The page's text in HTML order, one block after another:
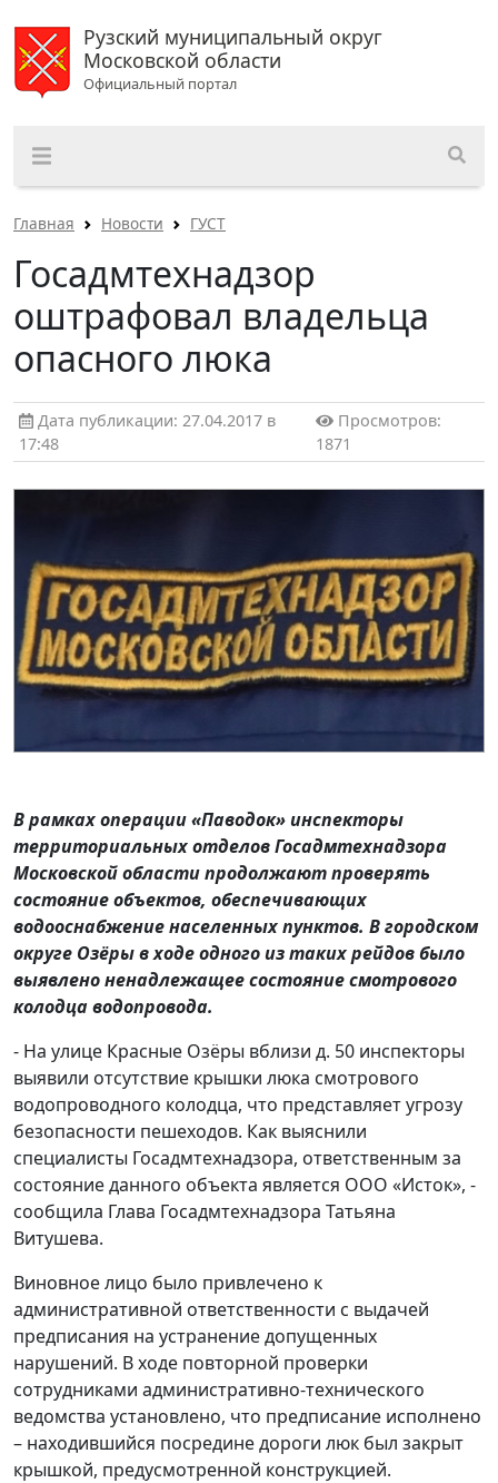
Рузский муниципальный округ
Московской области
Официальный портал
Главная Новости ГУСТ
Госадмтехнадзор
оштрафовал владельца
опасного люка
Дата публикации: 27.04.2017 в
17:48
Просмотров:
1871
В рамках операции «Паводок» инспекторы
территориальных отделов Госадмтехнадзора
Московской области продолжают проверять
состояние объектов, обеспечивающих
водооснабжение населенных пунктов. В городском
округе Озёры в ходе одного из таких рейдов было
выявлено ненадлежащее состояние смотрового
колодца водопровода.
- На улице Красные Озёры вблизи д. 50 инспекторы
выявили отсутствие крышки люка смотрового
водопроводного колодца, что представляет угрозу
безопасности пешеходов. Как выяснили
специалисты Госадмтехнадзора, ответственным за
состояние данного объекта является ООО «Исток», -
сообщила Глава Госадмтехнадзора Татьяна
Витушева.
Виновное лицо было привлечено к
административной ответственности с выдачей
предписания на устранение допущенных
нарушений. В ходе повторной проверки
сотрудниками административно-технического
ведомства установлено, что предписание исполнено
– находившийся посредине дороги люк был закрыт
крышкой, предусмотренной конструкцией.